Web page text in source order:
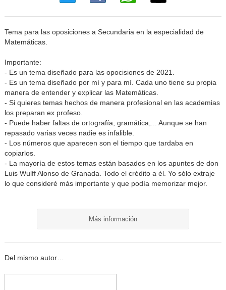
Tema para las oposiciones a Secundaria en la especialidad de
Matemáticas.
Importante:
- Es un tema diseñado para las opocisiones de 2021.
- Es un tema diseñado por mí y para mí. Cada uno tiene su propia
manera de entender y explicar las Matemáticas.
- Si quieres temas hechos de manera profesional en las academias
los preparan ex profeso.
- Puede haber faltas de ortografía, gramática,... Aunque se han
repasado varias veces nadie es infalible.
- Los números que aparecen son el tiempo que tardaba en
copiarlos.
- La mayoría de estos temas están basados en los apuntes de don
Luis Wulff Alonso de Granada. Todo el crédito a él. Yo sólo extraje
lo que consideré más importante y que podía memorizar mejor.
Más información
Del mismo autor…